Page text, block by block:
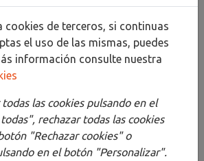
Compartir
Detalles
Adjuntos
cookies de terceros, si continuas
el uso de las mismas, puedes
información consulte nuestra
las cookies pulsando en el
rechazar todas las cookies
"Rechazar cookies" o
en el botón "Personalizar".